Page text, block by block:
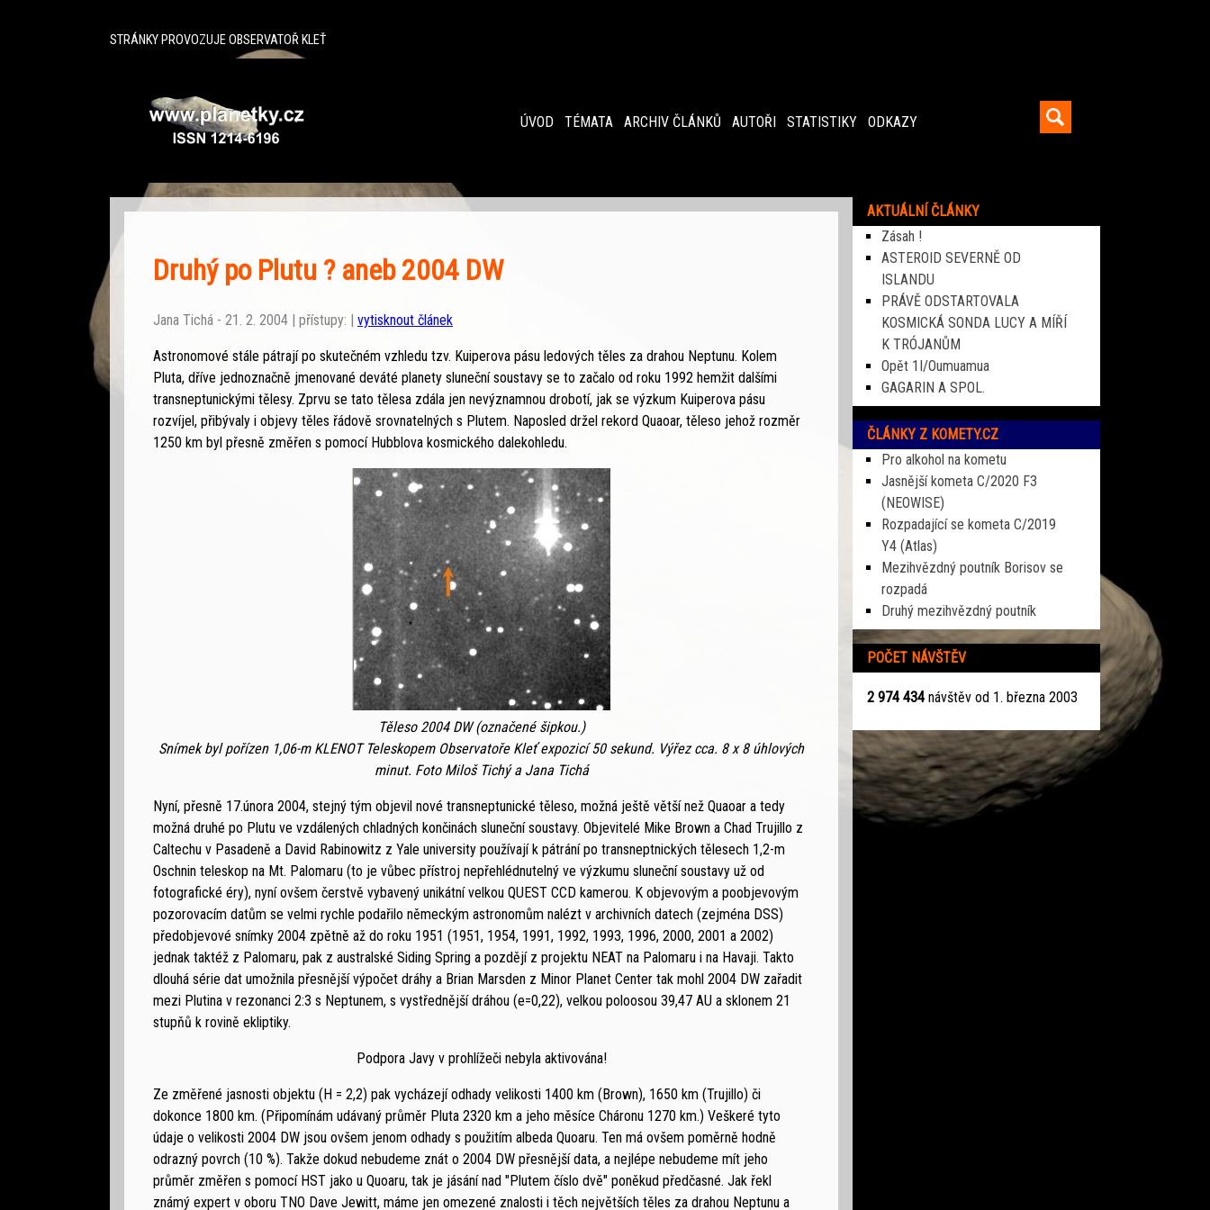
STRÁNKY PROVOZUJE OBSERVATOŘ KLEŤ
ÚVOD TÉMATA ARCHIV ČLÁNKŮ AUTOŘI STATISTIKY ODKAZY
Druhý po Plutu ? aneb 2004 DW
Jana Tichá - 21. 2. 2004 | přístupy: | vytisknout článek
Astronomové stále pátrají po skutečném vzhledu tzv. Kuiperova pásu ledových těles za drahou Neptunu. Kolem
Pluta, dříve jednoznačně jmenované deváté planety sluneční soustavy se to začalo od roku 1992 hemžit dalšími
transneptunickými tělesy. Zprvu se tato tělesa zdála jen nevýznamnou drobotí, jak se výzkum Kuiperova pásu
rozvíjel, přibývaly i objevy těles řádově srovnatelných s Plutem. Naposled držel rekord Quaoar, těleso jehož rozměr
1250 km byl přesně změřen s pomocí Hubblova kosmického dalekohledu.
Těleso 2004 DW (označené šipkou.)
Snímek byl pořízen 1,06-m KLENOT Teleskopem Observatoře Kleť expozicí 50 sekund. Výřez cca. 8 x 8 úhlových
minut. Foto Miloš Tichý a Jana Tichá
Nyní, přesně 17.února 2004, stejný tým objevil nové transneptunické těleso, možná ještě větší než Quaoar a tedy
možná druhé po Plutu ve vzdálených chladných končinách sluneční soustavy. Objevitelé Mike Brown a Chad Trujillo z
Caltechu v Pasadeně a David Rabinowitz z Yale university používají k pátrání po transneptnických tělesech 1,2-m
Oschnin teleskop na Mt. Palomaru (to je vůbec přístroj nepřehlédnutelný ve výzkumu sluneční soustavy už od
fotografické éry), nyní ovšem čerstvě vybavený unikátní velkou QUEST CCD kamerou. K objevovým a poobjevovým
pozorovacím datům se velmi rychle podařilo německým astronomům nalézt v archivních datech (zejména DSS)
předobjevové snímky 2004 zpětně až do roku 1951 (1951, 1954, 1991, 1992, 1993, 1996, 2000, 2001 a 2002)
jednak taktéž z Palomaru, pak z australské Siding Spring a pozdějí z projektu NEAT na Palomaru i na Havaji. Takto
dlouhá série dat umožnila přesnější výpočet dráhy a Brian Marsden z Minor Planet Center tak mohl 2004 DW zařadit
mezi Plutina v rezonanci 2:3 s Neptunem, s vystřednější dráhou (e=0,22), velkou poloosou 39,47 AU a sklonem 21
stupňů k rovině ekliptiky.
Podpora Javy v prohlížeči nebyla aktivována!
Ze změřené jasnosti objektu (H = 2,2) pak vycházejí odhady velikosti 1400 km (Brown), 1650 km (Trujillo) či
dokonce 1800 km. (Připomínám udávaný průměr Pluta 2320 km a jeho měsíce Cháronu 1270 km.) Veškeré tyto
údaje o velikosti 2004 DW jsou ovšem jenom odhady s použitím albeda Quoaru. Ten má ovšem poměrně hodně
odrazný povrch (10 %). Takže dokud nebudeme znát o 2004 DW přesnější data, a nejlépe nebudeme mít jeho
průměr změřen s pomocí HST jako u Quoaru, tak je jásání nad "Plutem číslo dvě" poněkud předčasné. Jak řekl
známý expert v oboru TNO Dave Jewitt, máme jen omezené znalosti i těch největších těles za drahou Neptunu a
AKTUÁLNÍ ČLÁNKY
Zásah !
ASTEROID SEVERNĚ OD
ISLANDU
PRÁVĚ ODSTARTOVALA
KOSMICKÁ SONDA LUCY A MÍŘÍ
K TRÓJANŮM
Opět 1I/Oumuamua
GAGARIN A SPOL.
ČLÁNKY Z KOMETY.CZ
Pro alkohol na kometu
Jasnější kometa C/2020 F3
(NEOWISE)
Rozpadající se kometa C/2019
Y4 (Atlas)
Mezihvězdný poutník Borisov se
rozpadá
Druhý mezihvězdný poutník
POČET NÁVŠTĚV
2 974 434 návštěv od 1. března 2003